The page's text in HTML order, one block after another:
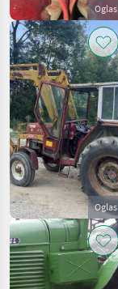
Oglas
Oglas